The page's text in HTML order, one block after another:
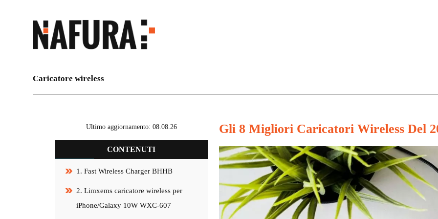
Caricatore wireless
Ultimo aggiornamento: 08.08.26
CONTENUTI
1. Fast Wireless Charger BHHB
2. Limxems caricatore wireless per
iPhone/Galaxy 10W WXC-607
Gli 8 Migliori Caricatori Wireless Del